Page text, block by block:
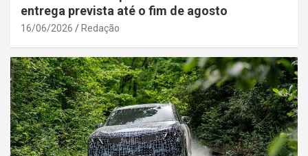
entrega prevista até o fim de agosto
16/06/2026 Redação